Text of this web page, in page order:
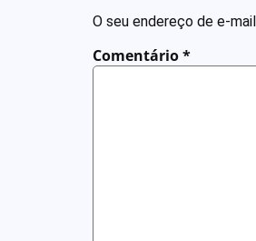
O seu endereço de e-
Comentário*